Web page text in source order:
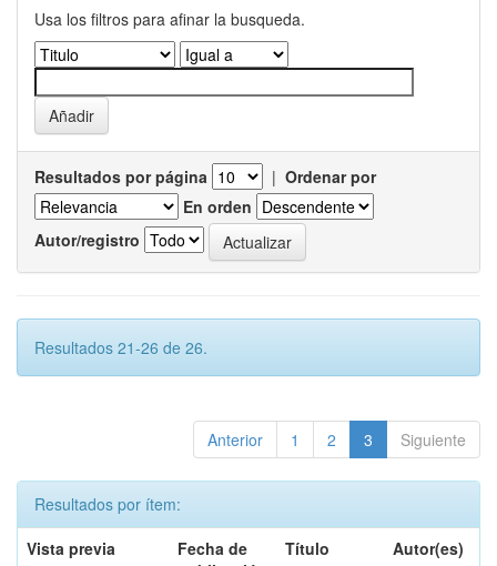
Usa los filtros para afinar la busqueda.
Resultados por página | Ordenar por
En orden
Autor/registro
Resultados 21-26 de 26.
Anterior 1 2 3 Siguiente
Resultados por ítem:
Vista previa
Fecha de
Título Autor(es)